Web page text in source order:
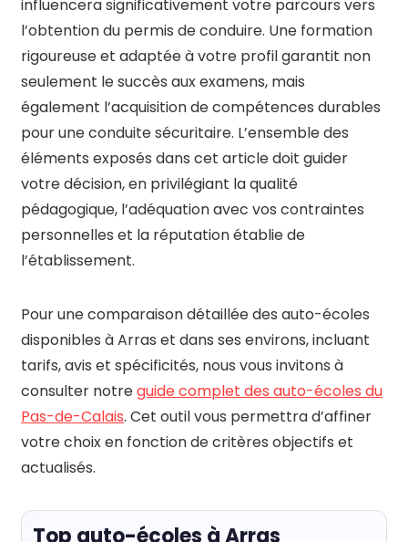
influencera significativement votre parcours vers
l’obtention du permis de conduire. Une formation
rigoureuse et adaptée à votre profil garantit non
seulement le succès aux examens, mais
également l’acquisition de compétences durables
pour une conduite sécuritaire. L’ensemble des
éléments exposés dans cet article doit guider
votre décision, en privilégiant la qualité
pédagogique, l’adéquation avec vos contraintes
personnelles et la réputation établie de
l’établissement.
Pour une comparaison détaillée des auto-écoles
disponibles à Arras et dans ses environs, incluant
tarifs, avis et spécificités, nous vous invitons à
consulter notreguide complet des auto-écoles du
Pas-de-Calais. Cet outil vous permettra d’affiner
votre choix en fonction de critères objectifs et
actualisés.
Top auto-écoles à Arras